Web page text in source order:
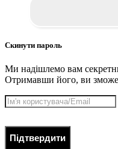
Скинути пароль
Ми надішлемо вам
Отримавши його, ви
Підтвердити